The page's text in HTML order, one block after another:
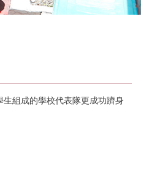
組成的學校代表隊更成功躋身